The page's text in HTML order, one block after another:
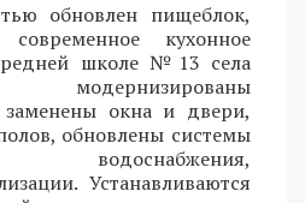
обновлен пищеблок,
кухонное
школе №13 села
модернизированы
окна и двери,
обновлены системы
водоснабжения,
Устанавливаются